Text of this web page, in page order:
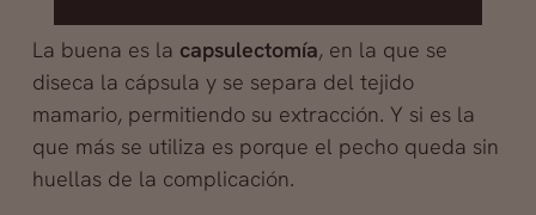
La buena es la capsulectomía, en la que se
diseca la cápsula y se separa del tejido
mamario, permitiendo su extracción. Y si es la
que más se utiliza es porque el pecho queda sin
huellas de la complicación.